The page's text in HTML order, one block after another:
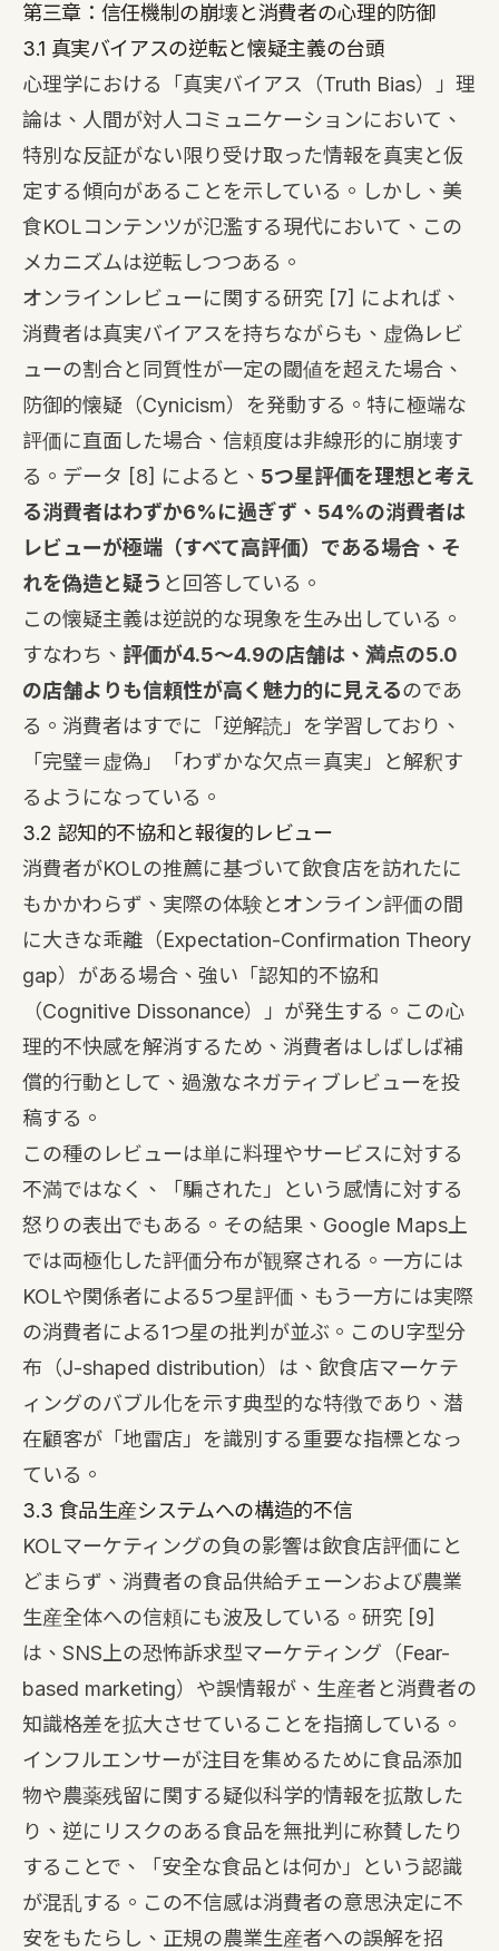
第三章：信任機制の崩壊と消費者の心理的防御
3.1 真実バイアスの逆転と懐疑主義の台頭
心理学における「真実バイアス（Truth Bias）」理
論は、人間が対人コミュニケーションにおいて、
特別な反証がない限り受け取った情報を真実と仮
定する傾向があることを示している。しかし、美
食KOLコンテンツが氾濫する現代において、この
メカニズムは逆転しつつある。
オンラインレビューに関する研究 [7] によれば、
消費者は真実バイアスを持ちながらも、虚偽レビ
ューの割合と同質性が一定の閾値を超えた場合、
防御的懐疑（Cynicism）を発動する。特に極端な
評価に直面した場合、信頼度は非線形的に崩壊す
る。データ [8] によると、 5つ星評価を理想と考え
る消費者はわずか6%に過ぎず、54%の消費者は
レビューが極端（すべて高評価）である場合、そ
れを偽造と疑う と回答している。
この懐疑主義は逆説的な現象を生み出している。
すなわち、 評価が4.5〜4.9の店舗は、満点の5.0
の店舗よりも信頼性が高く魅力的に見えるのであ
る。消費者はすでに「逆解読」を学習しており、
「完璧＝虚偽」「わずかな欠点＝真実」と解釈す
るようになっている。
3.2 認知的不協和と報復的レビュー
消費者がKOLの推薦に基づいて飲食店を訪れたに
もかかわらず、実際の体験とオンライン評価の間
に大きな乖離（Expectation-Confirmation Theory
gap）がある場合、強い「認知的不協和
（Cognitive Dissonance）」が発生する。この心
理的不快感を解消するため、消費者はしばしば補
償的行動として、過激なネガティブレビューを投
稿する。
この種のレビューは単に料理やサービスに対する
不満ではなく、「騙された」という感情に対する
怒りの表出でもある。その結果、Google Maps上
では両極化した評価分布が観察される。一方には
KOLや関係者による5つ星評価、もう一方には実際
の消費者による1つ星の批判が並ぶ。このU字型分
布（J-shaped distribution）は、飲食店マーケテ
ィングのバブル化を示す典型的な特徴であり、潜
在顧客が「地雷店」を識別する重要な指標となっ
ている。
3.3 食品生産システムへの構造的不信
KOLマーケティングの負の影響は飲食店評価にと
どまらず、消費者の食品供給チェーンおよび農業
生産全体への信頼にも波及している。研究 [9]
は、SNS上の恐怖訴求型マーケティング（Fear-
based marketing）や誤情報が、生産者と消費者の
知識格差を拡大させていることを指摘している。
インフルエンサーが注目を集めるために食品添加
物や農薬残留に関する疑似科学的情報を拡散した
り、逆にリスクのある食品を無批判に称賛したり
することで、「安全な食品とは何か」という認識
が混乱する。この不信感は消費者の意思決定に不
安をもたらし、正規の農業生産者への誤解を招